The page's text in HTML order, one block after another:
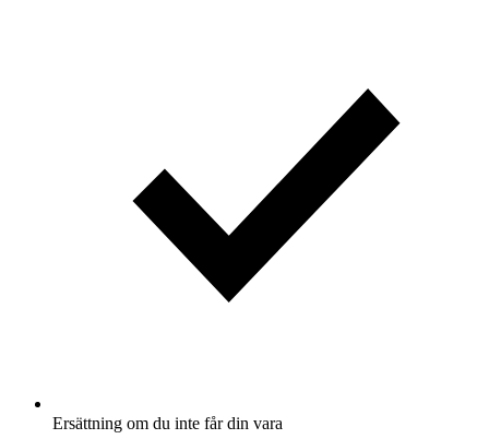
Ersättning om du inte får din vara